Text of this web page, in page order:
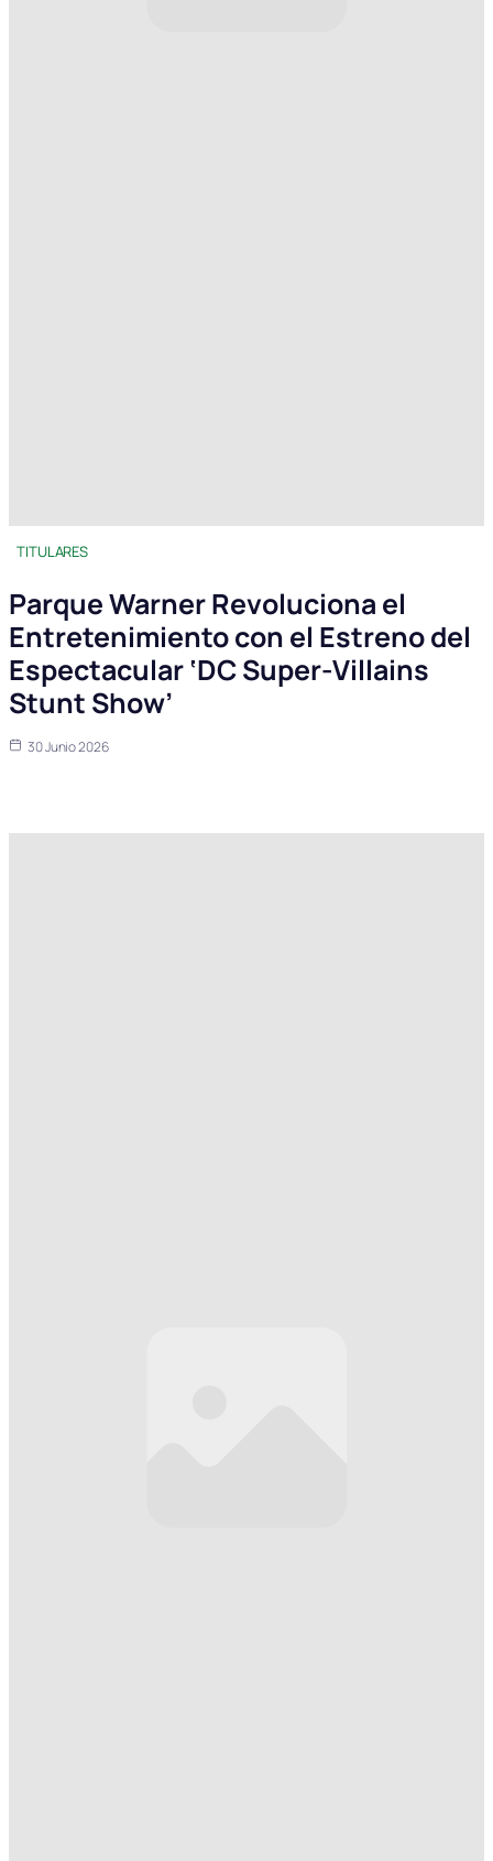
TITULARES
Parque Warner Revoluciona el
Entretenimiento con el Estreno del
Espectacular ‘DC Super-Villains
Stunt Show’
30 Junio 2026